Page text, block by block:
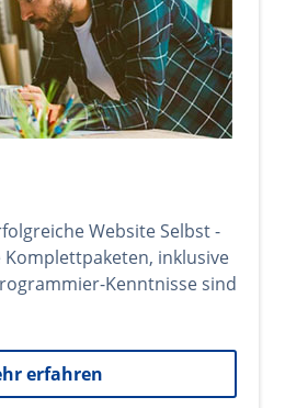
Website Selbst -
inklusive
Kenntnisse sind
erfahren